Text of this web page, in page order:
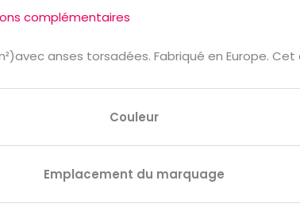
complémentaires
anses torsadées. Fabriqué en Europe.
Couleur
Emplacement du marquage